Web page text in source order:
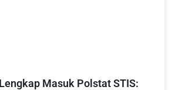
Masuk Polstat STIS: